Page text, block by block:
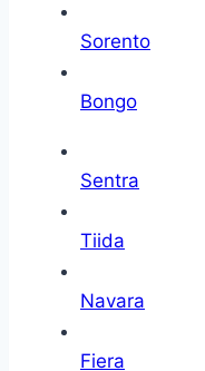
Sorento
Bongo
Sentra
Tiida
Navara
Fiera